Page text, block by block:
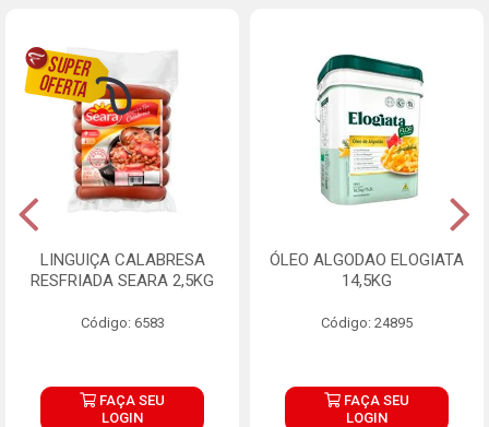
LINGUIÇA CALABRESA
RESFRIADA SEARA 2,5KG
Código: 6583
FAÇA SEU
LOGIN
ÓLEO ALGODAO ELOGIATA
14,5KG
Código: 24895
FAÇA SEU
LOGIN